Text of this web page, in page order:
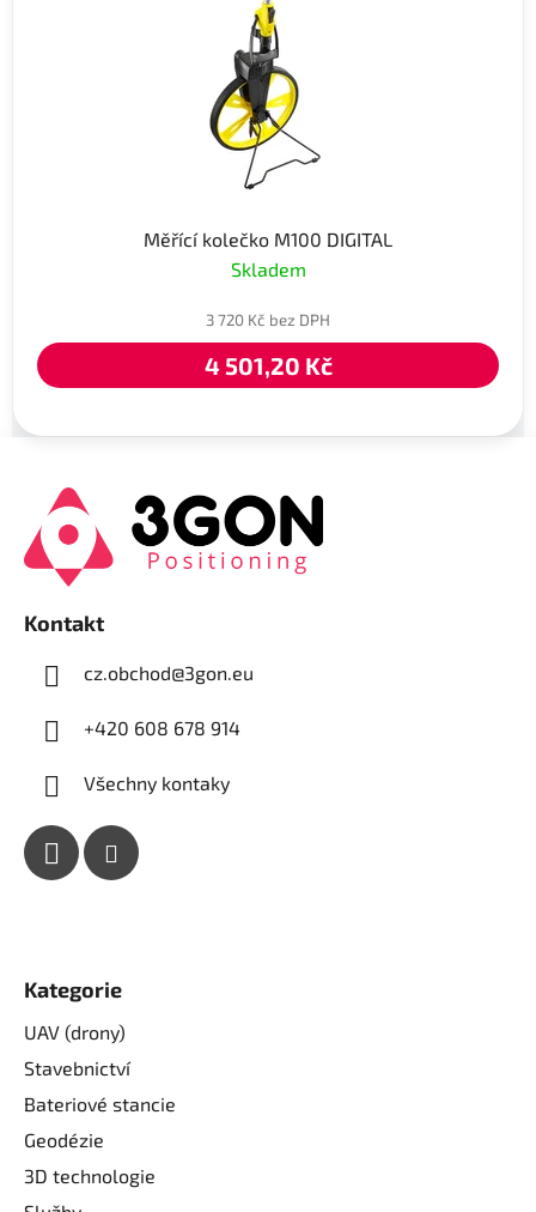
Měřící kolečko M100 DIGITAL
Skladem
3 720 Kč bez DPH
4 501,20 Kč
Kontakt
cz.obchod@3gon.eu
+420 608 678 914
Všechny kontaky
Kategorie
UAV (drony)
Stavebnictví
Bateriové stancie
Geodézie
3D technologie